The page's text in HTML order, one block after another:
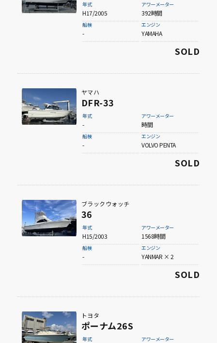
その他メーカー
フィッシングボート
サロンクルーザー（多目的ボートを含む）
フィートから探す
30ft～40ft未満
40ft～50ft未満
50ft～60ft未満
60ft以上
年式
H17/2005
アワーメーター
392時間
船検
-
エンジン
YAMAHA
SOLD
ヤマハ
DFR-33
年式
-
アワーメーター
時間
船検
-
エンジン
VOLVO PENTA
SOLD
ブラックウォッチ
36
年式
H15/2003
アワーメーター
1568時間
船検
-
エンジン
YANMAR × 2
SOLD
トヨタ
ポーナム26S
年式 アワーメーター